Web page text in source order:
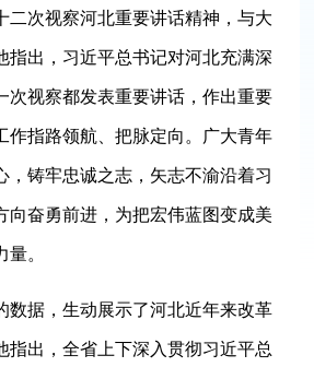
二次视察河北重要讲话精神，与大
指出，习近平总书记对河北充满深
次视察都发表重要讲话，作出重要
作指路领航、把脉定向。广大青年
，铸牢忠诚之志，矢志不渝沿着习
向奋勇前进，为把宏伟蓝图变成美
。
据，生动展示了河北近年来改革
指出，全省上下深入贯彻习近平总